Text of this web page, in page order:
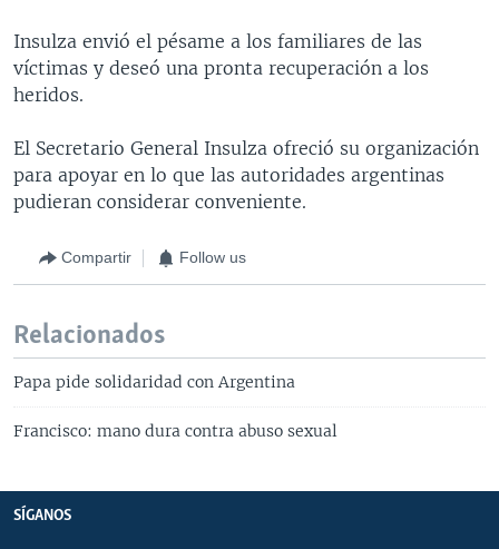
Insulza envió el pésame a los familiares de las
víctimas y deseó una pronta recuperación a los
heridos.
El Secretario General Insulza ofreció su organización
para apoyar en lo que las autoridades argentinas
pudieran considerar conveniente.
Compartir Follow us
Relacionados
Papa pide solidaridad con Argentina
Francisco: mano dura contra abuso sexual
SÍGANOS